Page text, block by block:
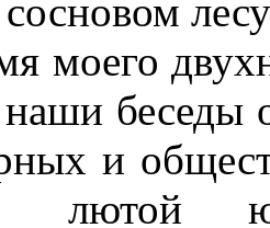
моего
беседы
и
лютой